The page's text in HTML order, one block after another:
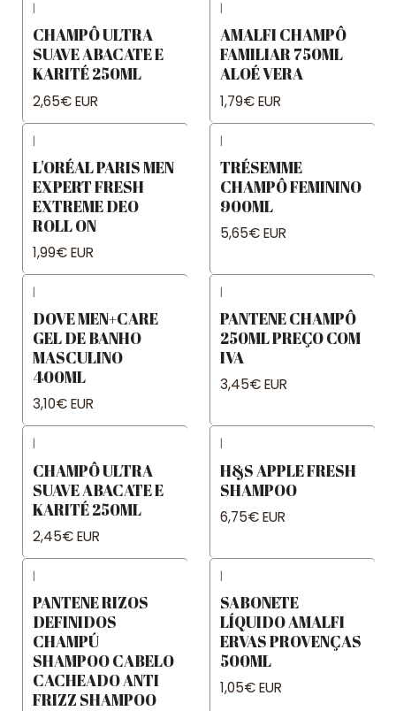
|
CHAMPÔ ULTRA
SUAVE ABACATE E
KARITÉ 250ML
2,65€ EUR
|
AMALFI CHAMPÔ
FAMILIAR 750ML
ALOÉ VERA
1,79€ EUR
|
L'ORÉAL PARIS MEN
EXPERT FRESH
EXTREME DEO
ROLL ON
1,99€ EUR
|
TRÉSEMME
CHAMPÔ FEMININO
900ML
5,65€ EUR
|
DOVE MEN+CARE
GEL DE BANHO
MASCULINO
400ML
3,10€ EUR
|
PANTENE CHAMPÔ
250ML PREÇO COM
IVA
3,45€ EUR
|
CHAMPÔ ULTRA
SUAVE ABACATE E
KARITÉ 250ML
2,45€ EUR
|
H&S APPLE FRESH
SHAMPOO
6,75€ EUR
|
PANTENE RIZOS
DEFINIDOS
CHAMPÚ
SHAMPOO CABELO
CACHEADO ANTI
FRIZZ SHAMPOO
|
SABONETE
LÍQUIDO AMALFI
ERVAS PROVENÇAS
500ML
1,05€ EUR